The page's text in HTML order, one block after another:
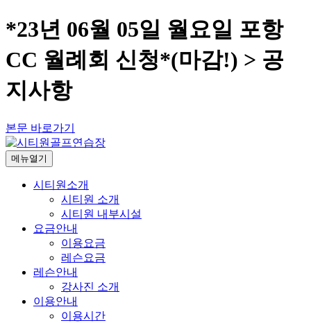
*23년 06월 05일 월요일 포항
CC 월례회 신청*(마감!) > 공
지사항
본문 바로가기
메뉴열기
시티원소개
시티원 소개
시티원 내부시설
요금안내
이용요금
레슨요금
레슨안내
강사진 소개
이용안내
이용시간